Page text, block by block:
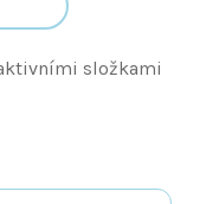
složkami